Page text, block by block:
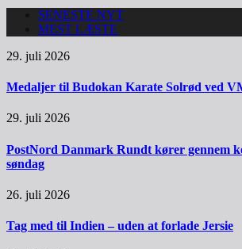
SENESTE NYT
MEST LÆSTE
29. juli 2026
Medaljer til Budokan Karate Solrød ved
29. juli 2026
PostNord Danmark Rundt kører gennem
søndag
26. juli 2026
Tag med til Indien – uden at forlade Jersie